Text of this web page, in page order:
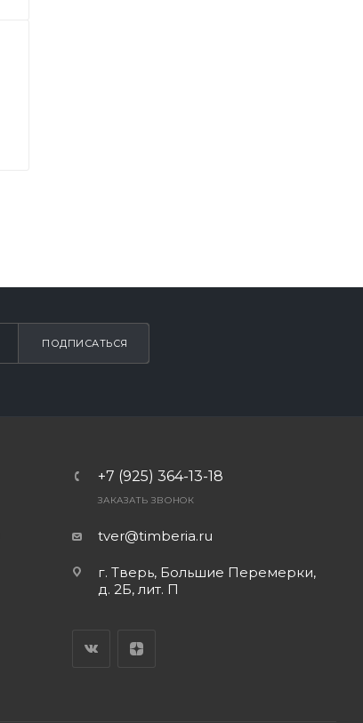
ПОДПИСАТЬСЯ
+7 (925) 364-13-18
ЗАКАЗАТЬ ЗВОНОК
tver@timberia.ru
г. Тверь, Большие Перемерки,
д. 2Б, лит. П